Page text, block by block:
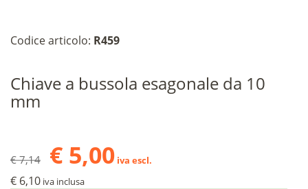
Codice articolo: R459
Chiave a bussola esagonale da 10
mm
€ 7,14 € 5,00 iva escl.
€ 6,10 iva inclusa